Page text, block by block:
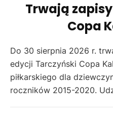
Trwają
Copa
Do 30 sierpnia 2026 r.
edycji Tarczyński Copa
piłkarskiego dla
roczników 2015-2020.